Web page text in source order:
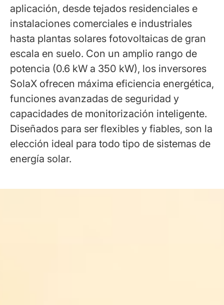
aplicación, desde tejados residenciales e
instalaciones comerciales e industriales
hasta plantas solares fotovoltaicas de gran
escala en suelo. Con un amplio rango de
potencia (0.6 kW a 350 kW), los inversores
SolaX ofrecen máxima eficiencia energética,
funciones avanzadas de seguridad y
capacidades de monitorización inteligente.
Diseñados para ser flexibles y fiables, son la
elección ideal para todo tipo de sistemas de
energía solar.